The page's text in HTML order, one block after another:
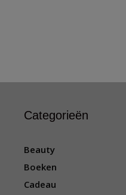
Categorieën
Beauty
Boeken
Cadeau